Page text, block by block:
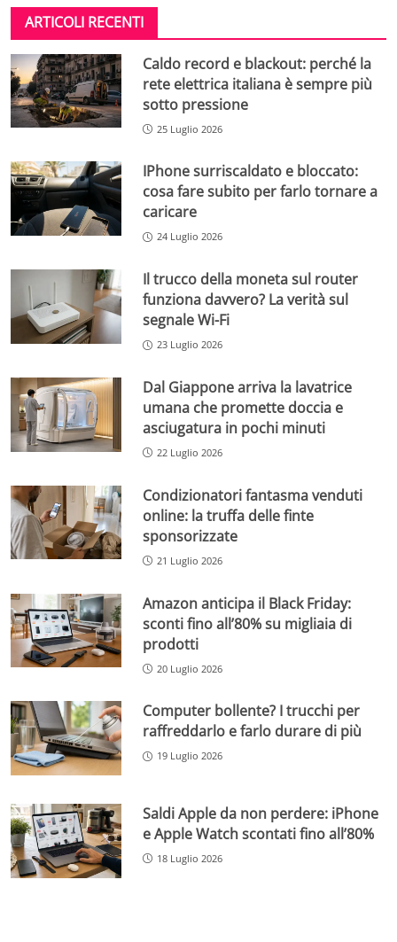
ARTICOLI RECENTI
Caldo record e blackout: perché la
rete elettrica italiana è sempre più
sotto pressione
25 Luglio 2026
IPhone surriscaldato e bloccato:
cosa fare subito per farlo tornare a
caricare
24 Luglio 2026
Il trucco della moneta sul router
funziona davvero? La verità sul
segnale Wi-Fi
23 Luglio 2026
Dal Giappone arriva la lavatrice
umana che promette doccia e
asciugatura in pochi minuti
22 Luglio 2026
Condizionatori fantasma venduti
online: la truffa delle finte
sponsorizzate
21 Luglio 2026
Amazon anticipa il Black Friday:
sconti fino all’80% su migliaia di
prodotti
20 Luglio 2026
Computer bollente? I trucchi per
raffreddarlo e farlo durare di più
19 Luglio 2026
Saldi Apple da non perdere: iPhone
e Apple Watch scontati fino all’80%
18 Luglio 2026